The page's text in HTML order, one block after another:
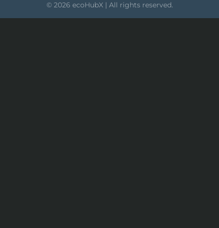
© 2026 ecoHubX | All rights reserved.